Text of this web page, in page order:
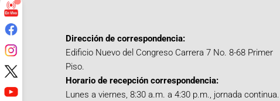
Dirección de correspondencia:
Edificio Nuevo del Congreso Carrera 7 No. 8-68 Primer
Piso.
Horario de recepción correspondencia:
Lunes a viernes, 8:30 a.m. a 4:30 p.m., jornada continua.